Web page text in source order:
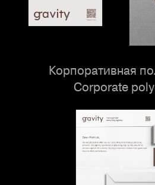
Корпоративная
Corporate